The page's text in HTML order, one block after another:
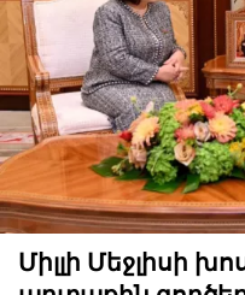
Միլլի Մեջլիսի